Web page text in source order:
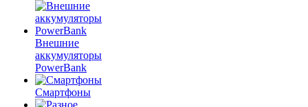
Внешние
аккумуляторы
PowerBank
Смартфоны